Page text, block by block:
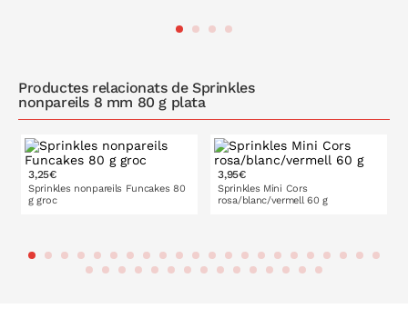
Productes relacionats de Sprinkles
nonpareils 8 mm 80 g plata
3,25€
Sprinkles nonpareils Funcakes 80
g groc
3,95€
Sprinkles Mini Cors
rosa/blanc/vermell 60 g